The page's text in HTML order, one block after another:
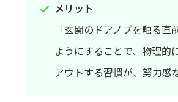
メリット
「玄関のドアノブを触る直
ようにすることで、物理的
アウトする習慣が、努力感